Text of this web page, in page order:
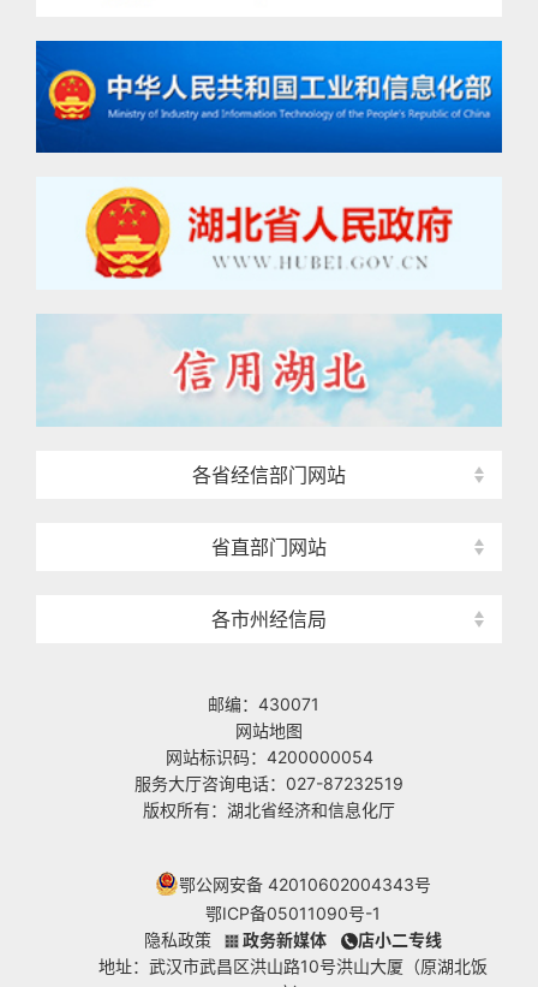
各省经信部门网站
省直部门网站
各市州经信局
邮编：430071
网站地图
网站标识码：4200000054
服务大厅咨询电话：027-87232519
版权所有：湖北省经济和信息化厅
鄂公网安备 42010602004343号
鄂ICP备05011090号-1
隐私政策
政务新媒体
店小二专线
地址：武汉市武昌区洪山路10号洪山大厦（原湖北饭